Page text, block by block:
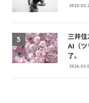
三井
AI（ツ
了。